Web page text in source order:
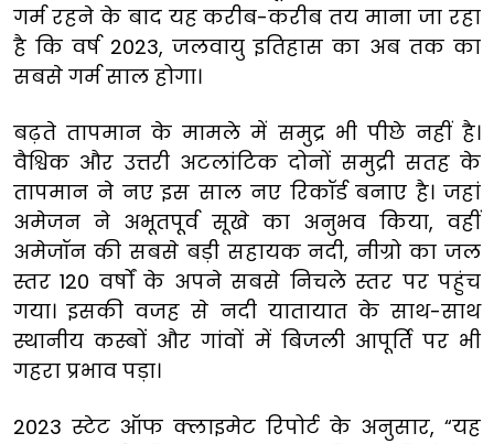
गर्म रहने के बाद यह करीब-करीब तय माना जा रहा
है कि वर्ष 2023, जलवायु इतिहास का अब तक का
सबसे गर्म साल होगा।
बढ़ते तापमान के मामले में समुद्र भी पीछे नहीं है।
वैश्विक और उत्तरी अटलांटिक दोनों समुद्री सतह के
तापमान ने नए इस साल नए रिकॉर्ड बनाए है। जहां
अमेजन ने अभूतपूर्व सूखे का अनुभव किया, वहीं
अमेजॉन की सबसे बड़ी सहायक नदी, नीग्रो का जल
स्तर 120 वर्षों के अपने सबसे निचले स्तर पर पहुंच
गया। इसकी वजह से नदी यातायात के साथ-साथ
स्थानीय कस्बों और गांवों में बिजली आपूर्ति पर भी
गहरा प्रभाव पड़ा।
2023 स्टेट ऑफ क्लाइमेट रिपोर्ट के अनुसार, “यह